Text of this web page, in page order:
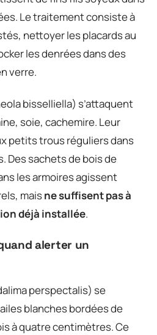
Le traitement consiste à
nettoyer les placards au
les denrées dans des
verre.
bisselliella) s’attaquent
soie, cachemire. Leur
petits trous réguliers dans
Des sachets de bois de
les armoires agissent
maisne suffisent pas à
déjà installée.
alerter un
perspectalis) se
blanches bordées de
à quatre centimètres. Ce